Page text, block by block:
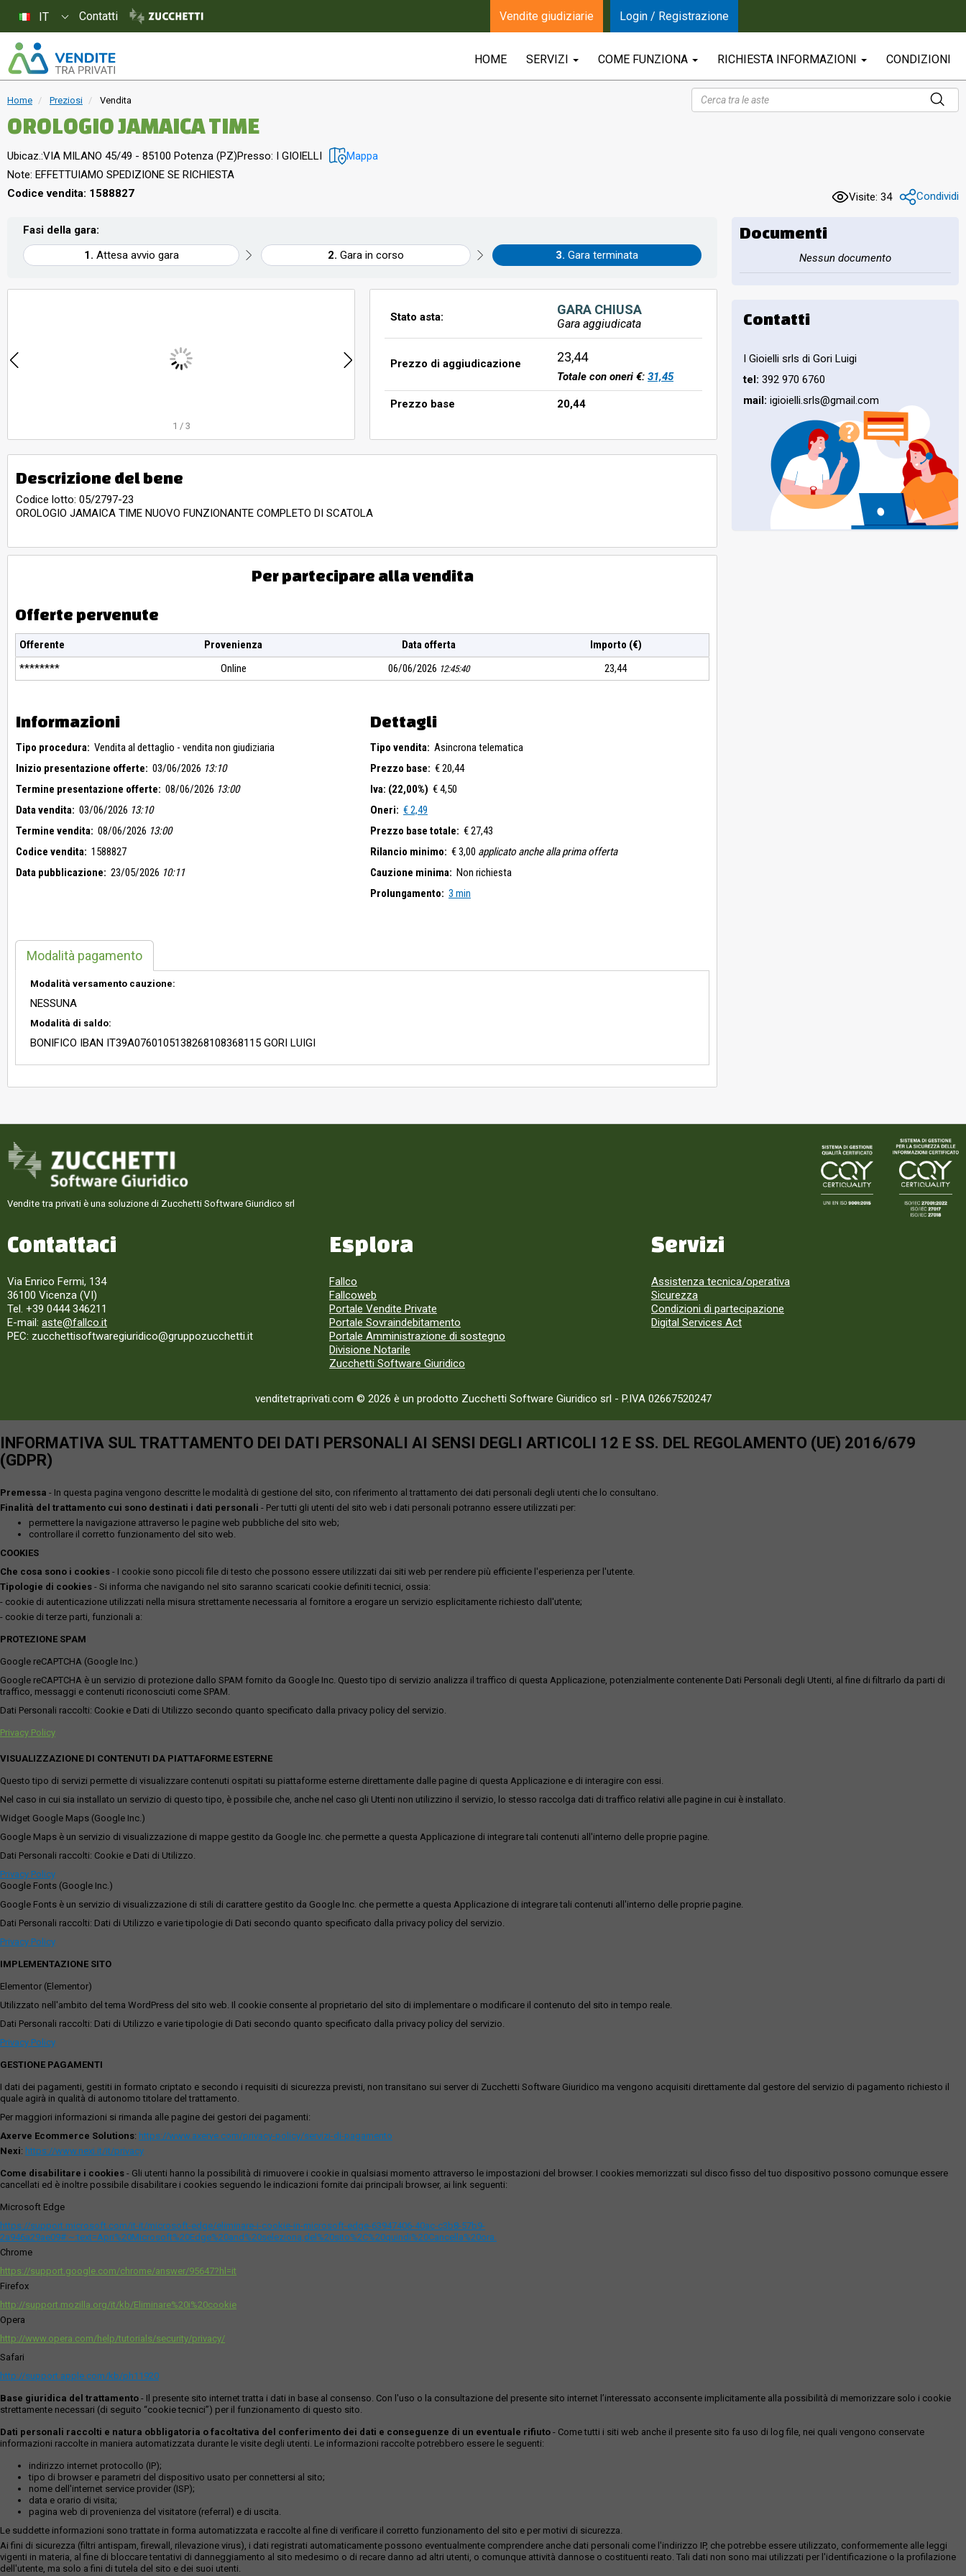
HOME SERVIZI COME FUNZIONA RICHIESTA INFORMAZIONI CONDIZIONI
Home Preziosi Vendita
OROLOGIO JAMAICA TIME
Ubicaz.:VIA MILANO 45/49 - 85100 Potenza (PZ)Presso: I GIOIELLI Mappa
Note: EFFETTUIAMO SPEDIZIONE SE RICHIESTA
Codice vendita: 1588827
Visite: 34 Condividi
Fasi della gara:
Attesa avvio gara
Gara in corso Gara terminata
1 / 3
Stato asta: GARA CHIUSA
Gara aggiudicata
Prezzo di aggiudicazione 23,44
Totale con oneri €: 31,45
Prezzo base 20,44
Descrizione del bene
Codice lotto: 05/2797-23
OROLOGIO JAMAICA TIME NUOVO FUNZIONANTE COMPLETO DI SCATOLA
Per partecipare alla vendita
Offerte pervenute
Offerente Provenienza Data offerta
Importo (€)
********
Online 06/06/2026 12:45:40 23,44
Informazioni
Tipo procedura: Vendita al dettaglio - vendita non giudiziaria
Inizio presentazione offerte: 03/06/2026 13:10
Termine presentazione offerte: 08/06/2026 13:00
Data vendita: 03/06/2026 13:10
Termine vendita: 08/06/2026 13:00
Codice vendita: 1588827
Data pubblicazione: 23/05/2026 10:11
Dettagli
Tipo vendita: Asincrona telematica
Prezzo base: € 20,44
Iva: (22,00%) € 4,50
Oneri: € 2,49
Prezzo base totale: € 27,43
Rilancio minimo: € 3,00 applicato anche alla prima offerta
Cauzione minima: Non richiesta
Prolungamento: 3 min
Modalità pagamento
Modalità versamento cauzione:
NESSUNA
Modalità di saldo:
BONIFICO IBAN IT39A0760105138268108368115 GORI LUIGI
Documenti
Nessun documento
Contatti
I Gioielli srls di Gori Luigi
tel: 392 970 6760
mail: igioielli.srls@gmail.com
Vendite tra privati è una soluzione di Zucchetti Software Giuridico srl
Contattaci
Via Enrico Fermi, 134
36100 Vicenza (VI)
Tel. +39 0444 346211
E-mail: aste@fallco.it
PEC: zucchettisoftwaregiuridico@gruppozucchetti.it
Esplora
Fallco
Fallcoweb
Portale Vendite Private
Portale Sovraindebitamento
Portale Amministrazione di sostegno
Divisione Notarile
Zucchetti Software Giuridico
Servizi
Assistenza tecnica/operativa
Sicurezza
Condizioni di partecipazione
Digital Services Act
venditetraprivati.com © 2026 è un prodotto Zucchetti Software Giuridico srl - P.IVA 02667520247
IT Contatti Vendite giudiziarie Login / Registrazione
INFORMATIVA SUL TRATTAMENTO DEI DATI PERSONALI AI SENSI DEGLI ARTICOLI 12 E SS. DEL REGOLAMENTO (UE) 2016/679
(GDPR)
Premessa - In questa pagina vengono descritte le modalità di gestione del sito, con riferimento al trattamento dei dati personali degli utenti che lo consultano.
Finalità del trattamento cui sono destinati i dati personali - Per tutti gli utenti del sito web i dati personali potranno essere utilizzati per:
permettere la navigazione attraverso le pagine web pubbliche del sito web;
controllare il corretto funzionamento del sito web.
COOKIES
Che cosa sono i cookies - I cookie sono piccoli file di testo che possono essere utilizzati dai siti web per rendere più efficiente l'esperienza per l'utente.
Tipologie di cookies - Si informa che navigando nel sito saranno scaricati cookie definiti tecnici, ossia:
- cookie di autenticazione utilizzati nella misura strettamente necessaria al fornitore a erogare un servizio esplicitamente richiesto dall'utente;
- cookie di terze parti, funzionali a:
PROTEZIONE SPAM
Google reCAPTCHA (Google Inc.)
Google reCAPTCHA è un servizio di protezione dallo SPAM fornito da Google Inc. Questo tipo di servizio analizza il traffico di questa Applicazione, potenzialmente contenente Dati Personali degli Utenti, al fine di filtrarlo da parti di
traffico, messaggi e contenuti riconosciuti come SPAM.
Dati Personali raccolti: Cookie e Dati di Utilizzo secondo quanto specificato dalla privacy policy del servizio.
Privacy Policy
VISUALIZZAZIONE DI CONTENUTI DA PIATTAFORME ESTERNE
Questo tipo di servizi permette di visualizzare contenuti ospitati su piattaforme esterne direttamente dalle pagine di questa Applicazione e di interagire con essi.
Nel caso in cui sia installato un servizio di questo tipo, è possibile che, anche nel caso gli Utenti non utilizzino il servizio, lo stesso raccolga dati di traffico relativi alle pagine in cui è installato.
Widget Google Maps (Google Inc.)
Google Maps è un servizio di visualizzazione di mappe gestito da Google Inc. che permette a questa Applicazione di integrare tali contenuti all'interno delle proprie pagine.
Dati Personali raccolti: Cookie e Dati di Utilizzo.
Privacy Policy
Google Fonts (Google Inc.)
Google Fonts è un servizio di visualizzazione di stili di carattere gestito da Google Inc. che permette a questa Applicazione di integrare tali contenuti all'interno delle proprie pagine.
Dati Personali raccolti: Dati di Utilizzo e varie tipologie di Dati secondo quanto specificato dalla privacy policy del servizio.
Privacy Policy
IMPLEMENTAZIONE SITO
Elementor (Elementor)
Utilizzato nell'ambito del tema WordPress del sito web. Il cookie consente al proprietario del sito di implementare o modificare il contenuto del sito in tempo reale.
Dati Personali raccolti: Dati di Utilizzo e varie tipologie di Dati secondo quanto specificato dalla privacy policy del servizio.
Privacy Policy
GESTIONE PAGAMENTI
I dati dei pagamenti, gestiti in formato criptato e secondo i requisiti di sicurezza previsti, non transitano sui server di Zucchetti Software Giuridico ma vengono acquisiti direttamente dal gestore del servizio di pagamento richiesto il
quale agirà in qualità di autonomo titolare del trattamento.
Per maggiori informazioni si rimanda alle pagine dei gestori dei pagamenti:
Axerve Ecommerce Solutions: https://www.axerve.com/privacy-policy/servizi-di-pagamento
Nexi: https://www.nexi.it/it/privacy
Come disabilitare i cookies - Gli utenti hanno la possibilità di rimuovere i cookie in qualsiasi momento attraverso le impostazioni del browser. I cookies memorizzati sul disco fisso del tuo dispositivo possono comunque essere
cancellati ed è inoltre possibile disabilitare i cookies seguendo le indicazioni fornite dai principali browser, ai link seguenti:
Microsoft Edge
https://support.microsoft.com/it-it/microsoft-edge/eliminare-i-cookie-in-microsoft-edge-63947406-40ac-c3b8-57b9-
2a946a29ae09#:~:text=Apri%20Microsoft%20Edge%20and%20seleziona,del%20sito%2C%20quindi%20Cancella%20ora.
Chrome
https://support.google.com/chrome/answer/95647?hl=it
Firefox
http://support.mozilla.org/it/kb/Eliminare%20i%20cookie
Opera
http://www.opera.com/help/tutorials/security/privacy/
Safari
http://support.apple.com/kb/ph11920
Base giuridica del trattamento - Il presente sito internet tratta i dati in base al consenso. Con l'uso o la consultazione del presente sito internet l’interessato acconsente implicitamente alla possibilità di memorizzare solo i cookie
strettamente necessari (di seguito “cookie tecnici”) per il funzionamento di questo sito.
Dati personali raccolti e natura obbligatoria o facoltativa del conferimento dei dati e conseguenze di un eventuale rifiuto - Come tutti i siti web anche il presente sito fa uso di log file, nei quali vengono conservate
informazioni raccolte in maniera automatizzata durante le visite degli utenti. Le informazioni raccolte potrebbero essere le seguenti:
indirizzo internet protocollo (IP);
tipo di browser e parametri del dispositivo usato per connettersi al sito;
nome dell'internet service provider (ISP);
data e orario di visita;
pagina web di provenienza del visitatore (referral) e di uscita.
Le suddette informazioni sono trattate in forma automatizzata e raccolte al fine di verificare il corretto funzionamento del sito e per motivi di sicurezza.
Ai fini di sicurezza (filtri antispam, firewall, rilevazione virus), i dati registrati automaticamente possono eventualmente comprendere anche dati personali come l'indirizzo IP, che potrebbe essere utilizzato, conformemente alle leggi
vigenti in materia, al fine di bloccare tentativi di danneggiamento al sito medesimo o di recare danno ad altri utenti, o comunque attività dannose o costituenti reato. Tali dati non sono mai utilizzati per l'identificazione o la profilazione
dell'utente, ma solo a fini di tutela del sito e dei suoi utenti.